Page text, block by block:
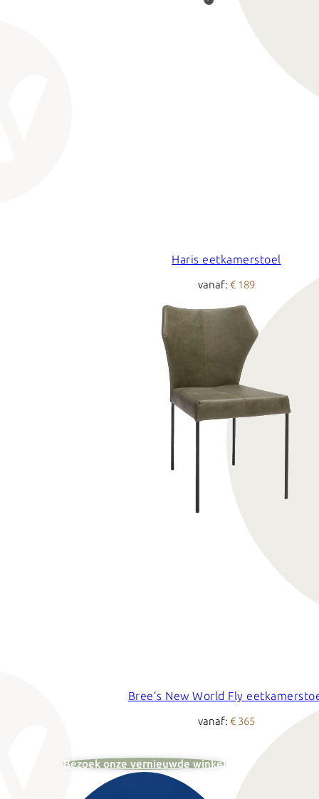
Haris eetkamerstoel
vanaf: € 189
Bree’s New World Fly
vanaf: € 365
Bezoek onze vernieuwde winkel